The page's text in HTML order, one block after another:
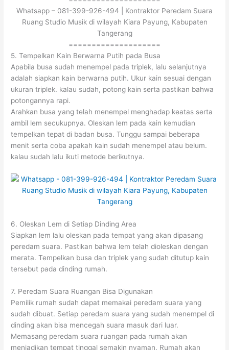
Whatsapp – 081-399-926-494 | Kontraktor Peredam Suara
Ruang Studio Musik di wilayah Kiara Payung, Kabupaten
Tangerang
====================
5. Tempelkan Kain Berwarna Putih pada Busa
Apabila busa sudah menempel pada triplek, lalu selanjutnya
adalah siapkan kain berwarna putih. Ukur kain sesuai dengan
ukuran triplek. kalau sudah, potong kain serta pastikan bahwa
potongannya rapi.
Arahkan busa yang telah menempel menghadap keatas serta
ambil lem secukupnya. Oleskan lem pada kain kemudian
tempelkan tepat di badan busa. Tunggu sampai beberapa
menit serta coba apakah kain sudah menempel atau belum.
kalau sudah lalu ikuti metode berikutnya.
6. Oleskan Lem di Setiap Dinding Area
Siapkan lem lalu oleskan pada tempat yang akan dipasang
peredam suara. Pastikan bahwa lem telah dioleskan dengan
merata. Tempelkan busa dan triplek yang sudah ditutup kain
tersebut pada dinding rumah.
7. Peredam Suara Ruangan Bisa Digunakan
Pemilik rumah sudah dapat memakai peredam suara yang
sudah dibuat. Setiap peredam suara yang sudah menempel di
dinding akan bisa mencegah suara masuk dari luar.
Memasang peredam suara ruangan pada rumah akan
menjadikan tempat tinggal semakin nyaman. Rumah akan